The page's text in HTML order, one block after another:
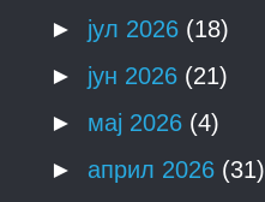
► јул 2026 (18)
► јун 2026 (21)
► мај 2026 (4)
► април 2026 (31)